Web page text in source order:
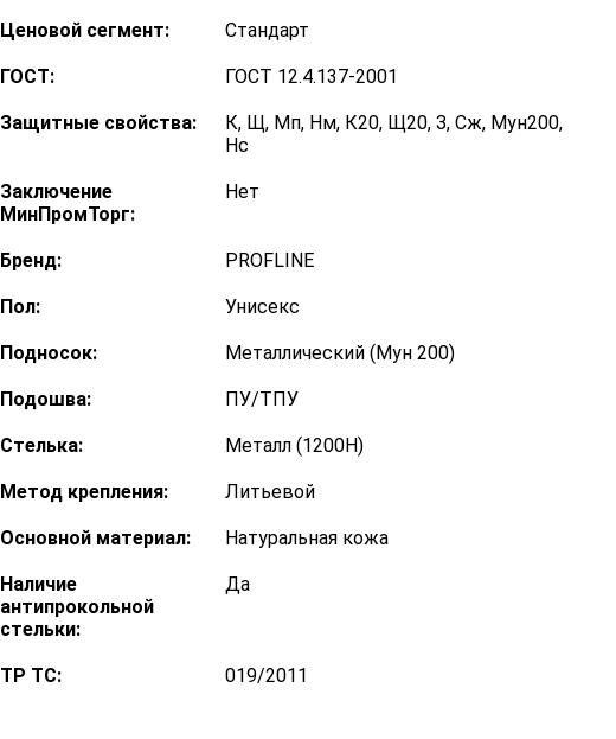
Ценовой сегмент: Стандарт
ГОСТ: ГОСТ 12.4.137-2001
Защитные свойства:
К, Щ, Мп, Нм, К20, Щ20, З, Сж, Мун200,
Нс
Заключение
МинПромТорг:
Нет
Бренд: PROFLINE
Пол: Унисекс
Подносок: Металлический (Мун 200)
Подошва: ПУ/ТПУ
Стелька: Металл (1200Н)
Метод крепления: Литьевой
Оcновной материал: Натуральная кожа
Наличие
антипрокольной
стельки:
Да
ТР ТС: 019/2011